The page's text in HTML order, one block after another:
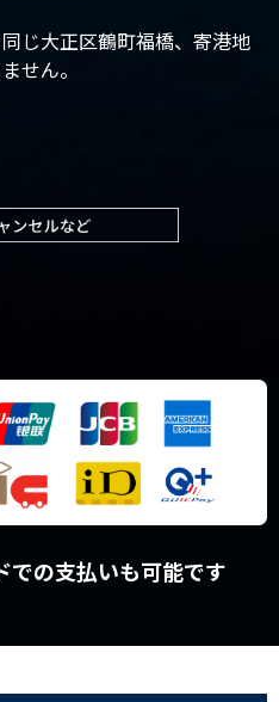
じ大正区鶴町福橋、寄港地
せん。
での支払いも可能です